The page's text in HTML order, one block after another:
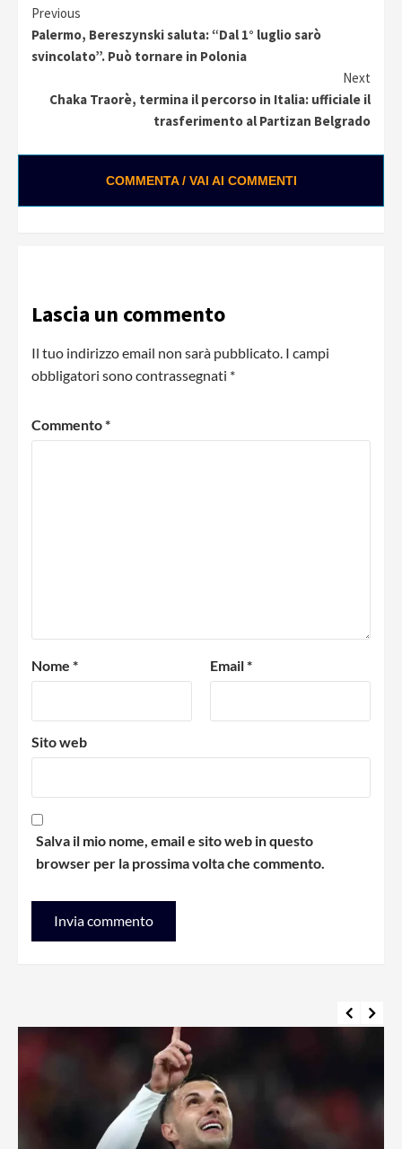
Continue
Reading
Previous
Palermo, Bereszynski saluta: “Dal 1° luglio sarò
svincolato”. Può tornare in Polonia
Next
Chaka Traorè, termina il percorso in Italia: ufficiale il
trasferimento al Partizan Belgrado
COMMENTA / VAI AI COMMENTI
Lascia un commento
Il tuo indirizzo email non sarà pubblicato. I campi
obbligatori sono contrassegnati *
Commento*
Nome * Email*
Sito web
Salva il mio nome, email e sito web in questo
browser per la prossima volta che commento.